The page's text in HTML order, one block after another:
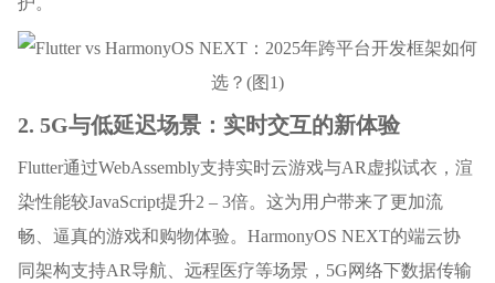
2. 5G与低延迟场景：实时交互的新体验
Flutter通过WebAssembly支持实时云游戏与AR虚拟试衣，渲
染性能较JavaScript提升2 – 3倍。这为用户带来了更加流
畅、逼真的游戏和购物体验。HarmonyOS NEXT的端云协
同架构支持AR导航、远程医疗等场景，5G网络下数据传输